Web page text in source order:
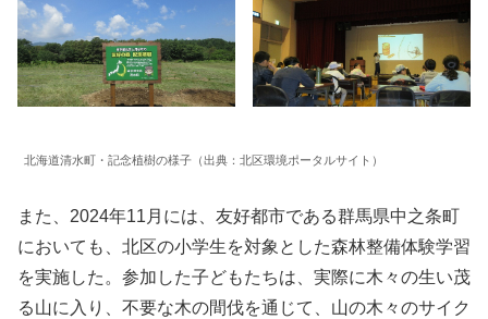
北海道清水町・記念植樹の様子（出典：北区環境ポータルサイト）
また、2024年11月には、友好都市である群馬県中之条町
においても、北区の小学生を対象とした森林整備体験学習
を実施した。参加した子どもたちは、実際に木々の生い茂
る山に入り、不要な木の間伐を通じて、山の木々のサイク